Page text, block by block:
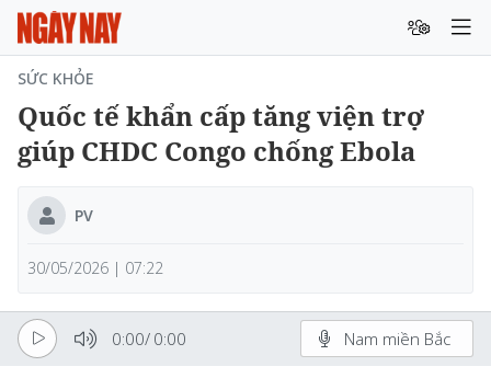
SỨC KHỎE
Quốc tế khẩn cấp tăng viện trợ
giúp CHDC Congo chống Ebola
PV
30/05/2026 | 07:22
0:00/ 0:00 Nam miền Bắc